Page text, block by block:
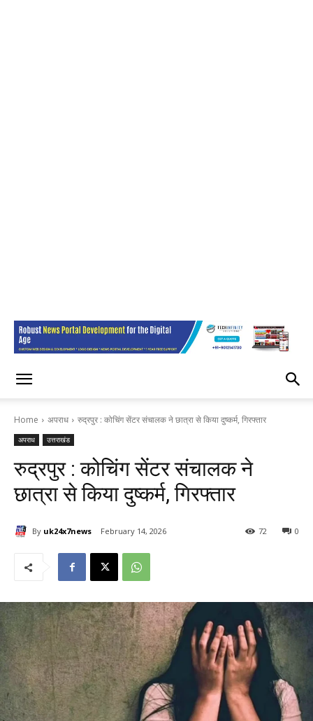
Home अपराध रुद्रपुर : कोचिंग सेंटर संचालक ने छात्रा से किया दुष्कर्म, गिरफ्तार
अपराध उत्तराखंड
रुद्रपुर : कोचिंग सेंटर संचालक ने
छात्रा से किया दुष्कर्म, गिरफ्तार
By uk24x7news February 14, 2026 0
72